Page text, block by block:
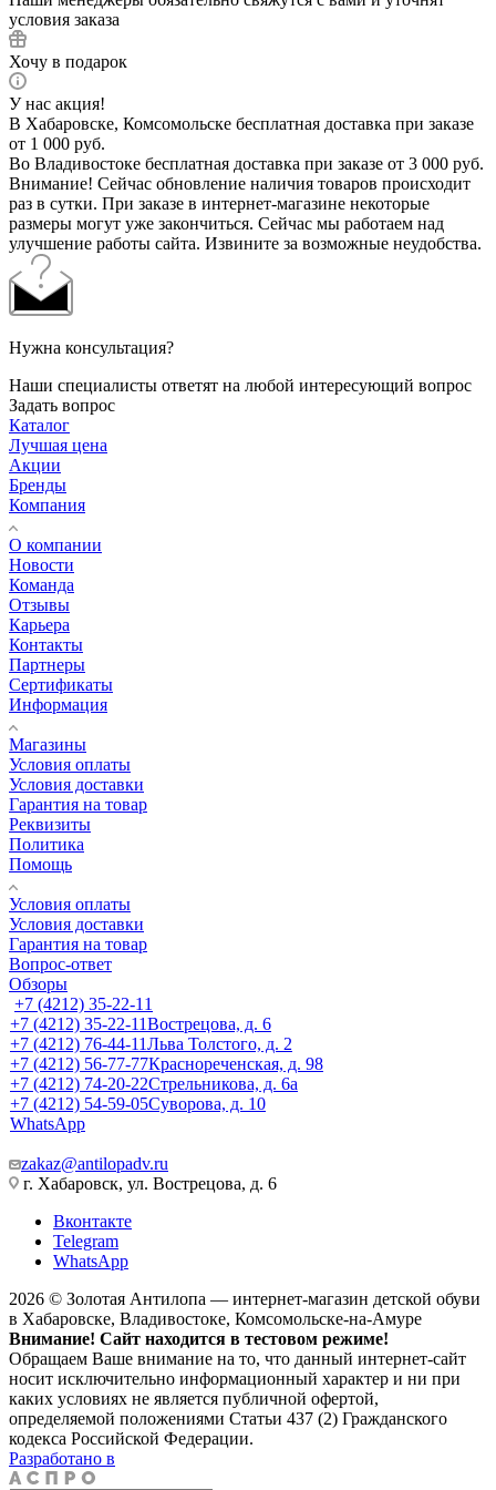
условия заказа
Хочу в подарок
У нас акция!
В Хабаровске, Комсомольске бесплатная доставка при заказе
от 1 000 руб.
Во Владивостоке бесплатная доставка при заказе от 3 000 руб.
Внимание! Сейчас обновление наличия товаров происходит
раз в сутки. При заказе в интернет-магазине некоторые
размеры могут уже закончиться. Сейчас мы работаем над
улучшение работы сайта. Извините за возможные неудобства.
Нужна консультация?
Наши специалисты ответят на любой интересующий вопрос
Задать вопрос
Каталог
Лучшая цена
Акции
Бренды
Компания
О компании
Новости
Команда
Отзывы
Карьера
Контакты
Партнеры
Сертификаты
Информация
Магазины
Условия оплаты
Условия доставки
Гарантия на товар
Реквизиты
Политика
Помощь
Условия оплаты
Условия доставки
Гарантия на товар
Вопрос-ответ
Обзоры
+7 (4212) 35-22-11
+7 (4212) 35-22-11Вострецова, д. 6
+7 (4212) 76-44-11Льва Толстого, д. 2
+7 (4212) 56-77-77Краснореченская, д. 98
+7 (4212) 74-20-22Стрельникова, д. 6а
+7 (4212) 54-59-05Суворова, д. 10
WhatsApp
zakaz@antilopadv.ru
г. Хабаровск, ул. Вострецова, д. 6
Вконтакте
Telegram
WhatsApp
2026 © Золотая Антилопа — интернет-магазин детской обуви
в Хабаровске, Владивостоке, Комсомольске-на-Амуре
Внимание! Сайт находится в тестовом режиме!
Обращаем Ваше внимание на то, что данный интернет-сайт
носит исключительно информационный характер и ни при
каких условиях не является публичной офертой,
определяемой положениями Статьи 437 (2) Гражданского
кодекса Российской Федерации.
Разработано в